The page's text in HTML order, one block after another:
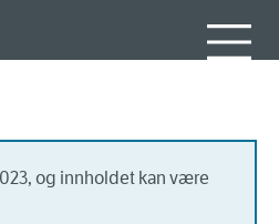
og innholdet kan være